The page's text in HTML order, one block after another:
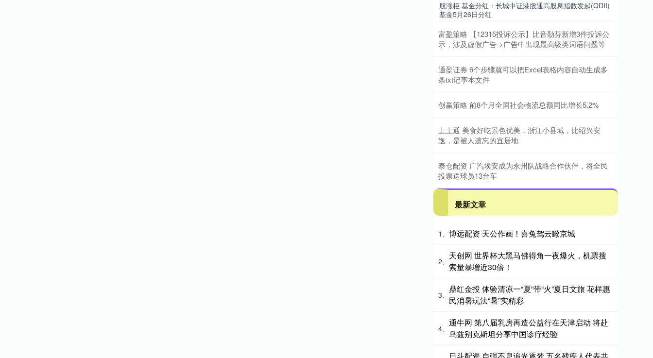
股涨柜 基金分红：长城中证港股通高股息指数发起(QDII)
基金5月26日分红
富盈策略 【12315投诉公示】比音勒芬新增3件投诉公
示，涉及虚假广告->广告中出现最高级类词语问题等
通盈证券 6个步骤就可以把Excel表格内容自动生成多
条txt记事本文件
创赢策略 前8个月全国社会物流总额同比增长5.2%
上上通 美食好吃景色优美，浙江小县城，比绍兴安
逸，是被人遗忘的宜居地
泰仓配资 广汽埃安成为永州队战略合作伙伴，将全民
投票送球员13台车
最新文章
1、 博远配资 天公作画！喜兔驾云瞰京城
2、
天创网 世界杯大黑马佛得角一夜爆火，机票搜
索量暴增近30倍！
3、
鼎红金投 体验清凉一“夏”带“火”夏日文旅 花样惠
民消暑玩法“暑”实精彩
4、
通牛网 第八届乳房再造公益行在天津启动 将赴
乌兹别克斯坦分享中国诊疗经验